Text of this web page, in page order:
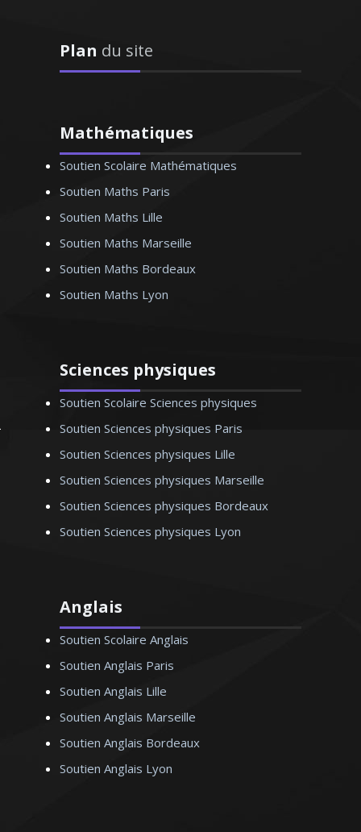
physiques, passant son doctorat cette
année, je donne des cours de physique
chimie à des étudiants jusqu'au niveau
maîtrise sous la forme de tutorat et de
prodigue des cours particuliers de
mathématiques et de physique chimie à
des élèves de tous les niveaux.
expérience, je saurai aider mes élèves à
Madame S. Véronique - Professeur
de physique/chimie – Strasbourg
Plan du site
Mathématiques
Soutien Scolaire Mathématiques
Soutien Maths Paris
Soutien Maths Lille
Soutien Maths Marseille
Soutien Maths Bordeaux
Soutien Maths Lyon
Sciences physiques
Soutien Scolaire Sciences physiques
Soutien Sciences physiques Paris
Soutien Sciences physiques Lille
Soutien Sciences physiques Marseille
Soutien Sciences physiques Bordeaux
Soutien Sciences physiques Lyon
Anglais
Soutien Scolaire Anglais
Soutien Anglais Paris
Soutien Anglais Lille
Soutien Anglais Marseille
Soutien Anglais Bordeaux
Soutien Anglais Lyon